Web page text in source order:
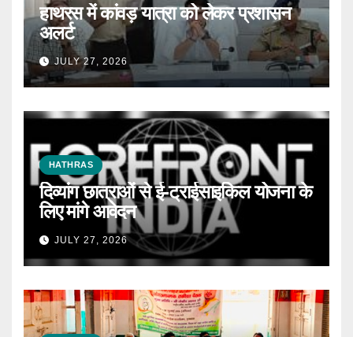
हाथरस में कांवड़ यात्रा को लेकर प्रशासन
अलर्ट
JULY 27, 2026
HATHRAS
दिव्यांग छात्राओं से ई-ट्राईसाइकिल योजना के
लिए मांगे आवेदन
JULY 27, 2026